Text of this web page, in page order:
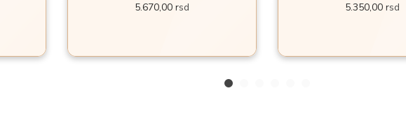
5.670,00 rsd
5.350,00 rsd